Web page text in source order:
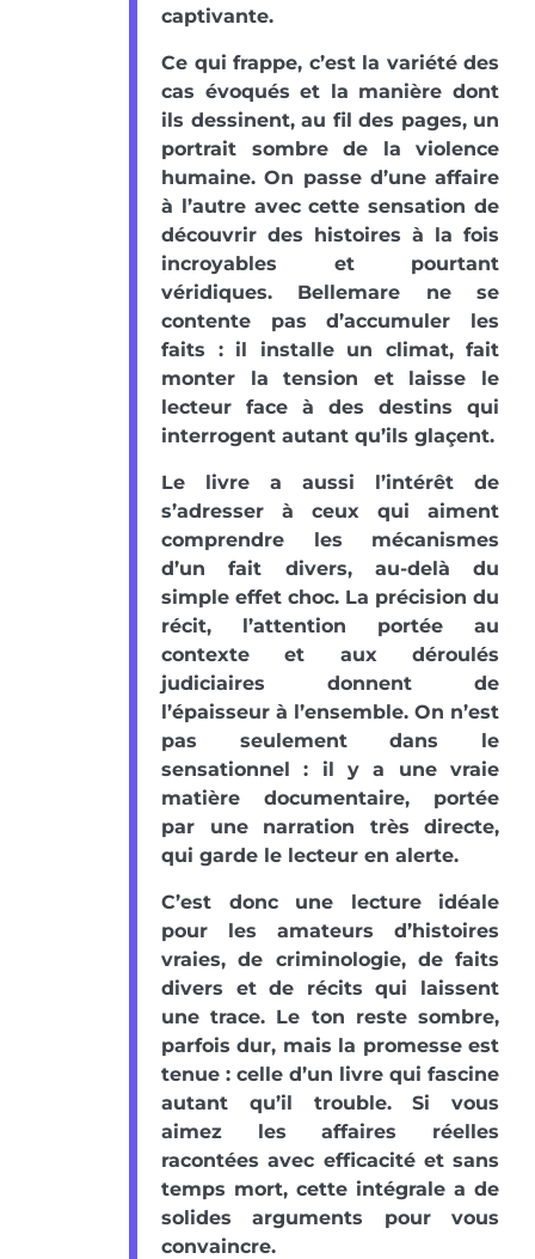
captivante.
Ce qui frappe, c’est la variété des
cas évoqués et la manière dont
ils dessinent, au fil des pages, un
portrait sombre de la violence
humaine. On passe d’une affaire
à l’autre avec cette sensation de
découvrir des histoires à la fois
incroyables et pourtant
véridiques. Bellemare ne se
contente pas d’accumuler les
faits : il installe un climat, fait
monter la tension et laisse le
lecteur face à des destins qui
interrogent autant qu’ils glaçent.
Le livre a aussi l’intérêt de
s’adresser à ceux qui aiment
comprendre les mécanismes
d’un fait divers, au-delà du
simple effet choc. La précision du
récit, l’attention portée au
contexte et aux déroulés
judiciaires donnent de
l’épaisseur à l’ensemble. On n’est
pas seulement dans le
sensationnel : il y a une vraie
matière documentaire, portée
par une narration très directe,
qui garde le lecteur en alerte.
C’est donc une lecture idéale
pour les amateurs d’histoires
vraies, de criminologie, de faits
divers et de récits qui laissent
une trace. Le ton reste sombre,
parfois dur, mais la promesse est
tenue : celle d’un livre qui fascine
autant qu’il trouble. Si vous
aimez les affaires réelles
racontées avec efficacité et sans
temps mort, cette intégrale a de
solides arguments pour vous
convaincre.